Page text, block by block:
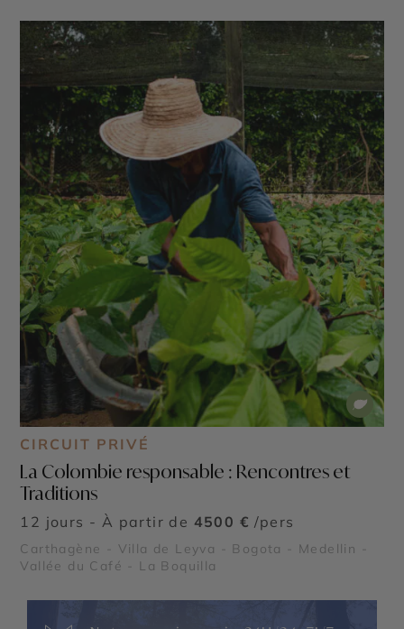
CIRCUIT PRIVÉ
La Colombie responsable : Rencontres et
Traditions
12 jours - À partir de 4500 € /pers
Carthagène - Villa de Leyva - Bogota - Medellin -
Vallée du Café - La Boquilla